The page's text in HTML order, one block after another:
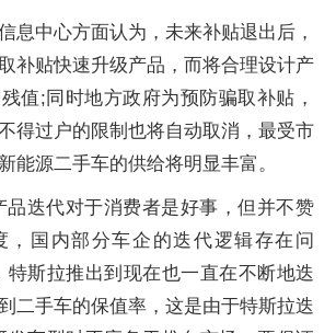
息中心方面认为，未来补贴退出后，
补贴快速升级产品，而将合理设计产
值;同时地方政府为预防骗取补贴，
得过户的限制也将自动取消，最受市
能源二手车的供给将明显丰富。
品迭代对于消费者是好事，但并不赞
，国内部分车企的迭代逻辑存在问
特斯拉推出到现在也一直在不断地迭
二手车的保值率，这是由于特斯拉迭